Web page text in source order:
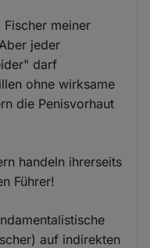
meiner
jeder
darf
ohne wirksame
die Penisvorhaut
handeln ihrerseits
Führer!
auf indirekten